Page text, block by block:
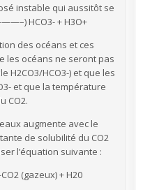
instable qui aussitôt se
HCO3- + H3O+
des océans et ces
les océans ne seront pas
H2CO3/HCO3-) et que les
et que la température
CO2.
augmente avec le
de solubilité du CO2
l’équation suivante :
(gazeux) + H20